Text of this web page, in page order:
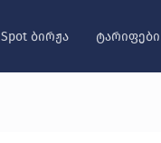
Spot ბირჟა